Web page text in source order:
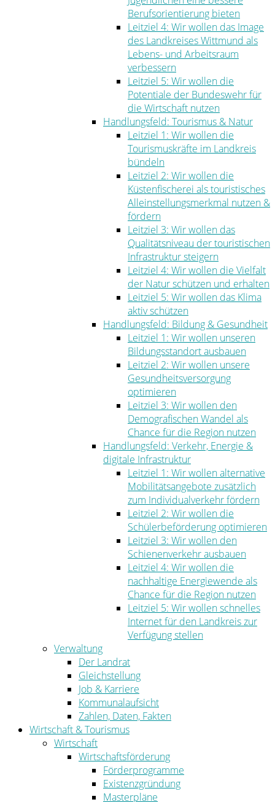
Berufsorientierung bieten
Leitziel 4: Wir wollen das Image
des Landkreises Wittmund als
Lebens- und Arbeitsraum
verbessern
Leitziel 5: Wir wollen die
Potentiale der Bundeswehr für
die Wirtschaft nutzen
Handlungsfeld: Tourismus & Natur
Leitziel 1: Wir wollen die
Tourismuskräfte im Landkreis
bündeln
Leitziel 2: Wir wollen die
Küstenfischerei als touristisches
Alleinstellungsmerkmal nutzen &
fördern
Leitziel 3: Wir wollen das
Qualitätsniveau der touristischen
Infrastruktur steigern
Leitziel 4: Wir wollen die Vielfalt
der Natur schützen und erhalten
Leitziel 5: Wir wollen das Klima
aktiv schützen
Handlungsfeld: Bildung & Gesundheit
Leitziel 1: Wir wollen unseren
Bildungsstandort ausbauen
Leitziel 2: Wir wollen unsere
Gesundheitsversorgung
optimieren
Leitziel 3: Wir wollen den
Demografischen Wandel als
Chance für die Region nutzen
Handlungsfeld: Verkehr, Energie &
digitale Infrastruktur
Leitziel 1: Wir wollen alternative
Mobilitätsangebote zusätzlich
zum Individualverkehr fördern
Leitziel 2: Wir wollen die
Schülerbeförderung optimieren
Leitziel 3: Wir wollen den
Schienenverkehr ausbauen
Leitziel 4: Wir wollen die
nachhaltige Energiewende als
Chance für die Region nutzen
Leitziel 5: Wir wollen schnelles
Internet für den Landkreis zur
Verfügung stellen
Verwaltung
Der Landrat
Gleichstellung
Job & Karriere
Kommunalaufsicht
Zahlen, Daten, Fakten
Wirtschaft & Tourismus
Wirtschaft
Wirtschaftsförderung
Förderprogramme
Existenzgründung
Masterpläne